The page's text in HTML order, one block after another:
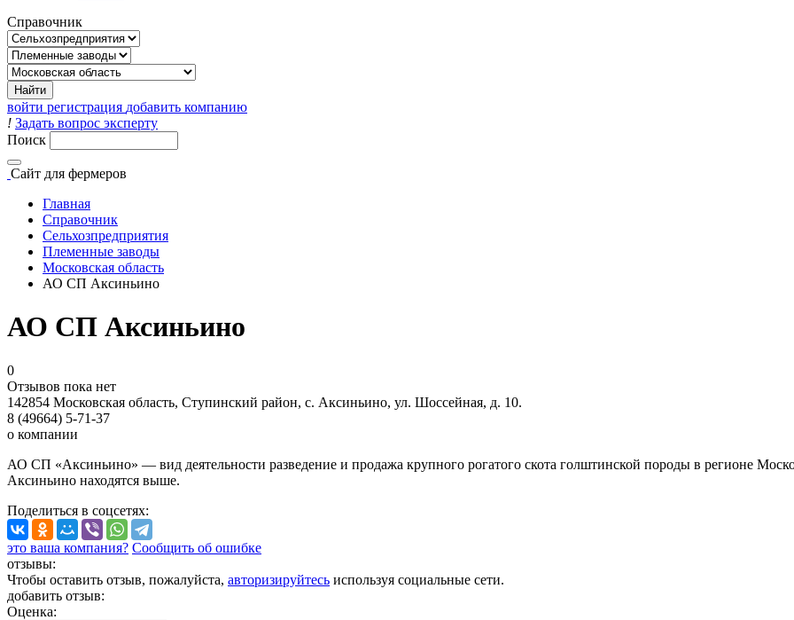
Справочник
войти регистрация добавить компанию
! Задать вопрос эксперту
Поиск
Сайт для фермеров
Главная
Справочник
Сельхозпредприятия
Племенные заводы
Московская область
АО СП Аксиньино
АО СП Аксиньино
0
Отзывов пока нет
142854 Московская область, Ступинский район, с. Аксиньино, ул. Шоссейная, д. 10.
8 (49664) 5-71-37
о компании
АО СП «Аксиньино» — вид деятельности разведение и продажа крупного рогатого скота голштинской породы в регионе
Аксиньино находятся выше.
Поделиться в соцсетях:
это ваша компания? Сообщить об ошибке
отзывы:
Чтобы оставить отзыв, пожалуйста, авторизируйтесь используя социальные сети.
добавить отзыв:
Оценка: